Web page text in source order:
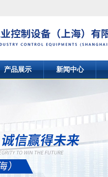
产品展示 新闻中心